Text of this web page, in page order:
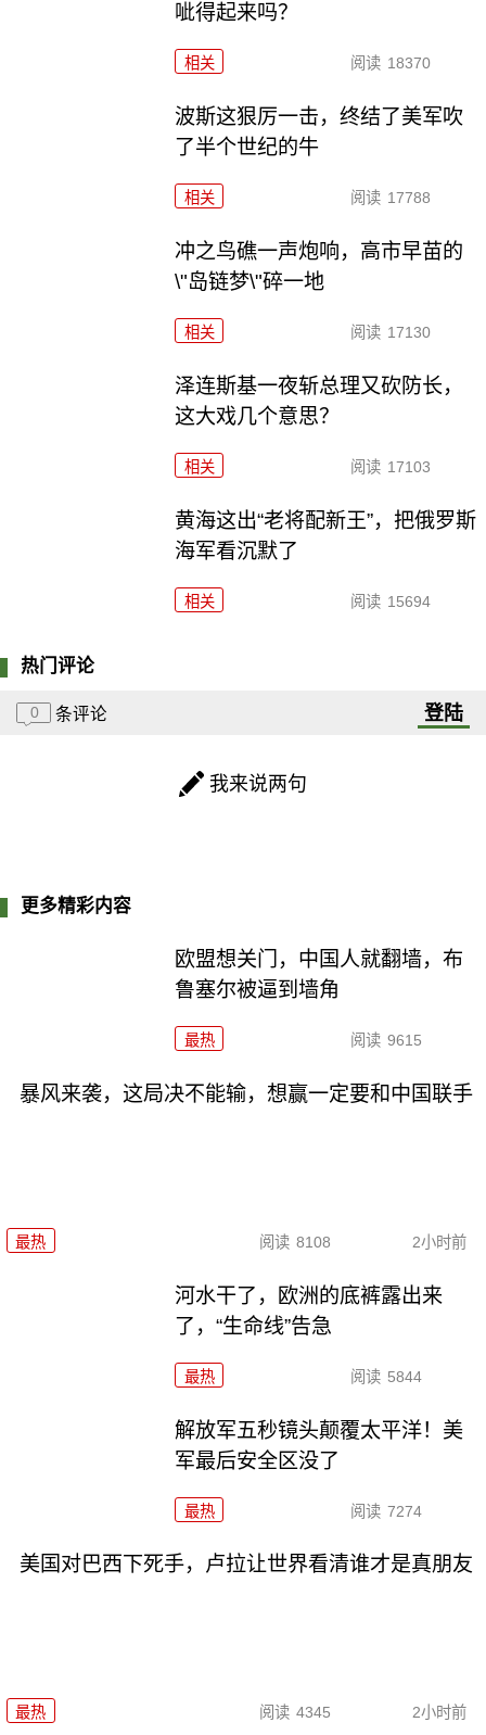
呲得起来吗？
相关 阅读 18370
波斯这狠厉一击，终结了美军吹
了半个世纪的牛
相关 阅读 17788
冲之鸟礁一声炮响，高市早苗的
\"岛链梦\"碎一地
相关 阅读 17130
泽连斯基一夜斩总理又砍防长，
这大戏几个意思？
相关 阅读 17103
黄海这出“老将配新王”，把俄罗斯
海军看沉默了
相关 阅读 15694
热门评论
0 条评论 登陆
我来说两句
更多精彩内容
欧盟想关门，中国人就翻墙，布
鲁塞尔被逼到墙角
最热 阅读 9615
暴风来袭，这局决不能输，想赢一定要和中国联手
最热 阅读 8108 2小时前
河水干了，欧洲的底裤露出来
了，“生命线”告急
最热 阅读 5844
解放军五秒镜头颠覆太平洋！美
军最后安全区没了
最热 阅读 7274
美国对巴西下死手，卢拉让世界看清谁才是真朋友
最热 阅读 4345 2小时前